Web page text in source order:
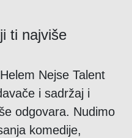
ti najviše
Nejse Talent
i sadržaj i
odgovara. Nudimo
komedije,